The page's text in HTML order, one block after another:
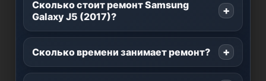
Сколько стоит ремонт Samsung
Galaxy J5 (2017)?
Сколько времени занимает ремонт?